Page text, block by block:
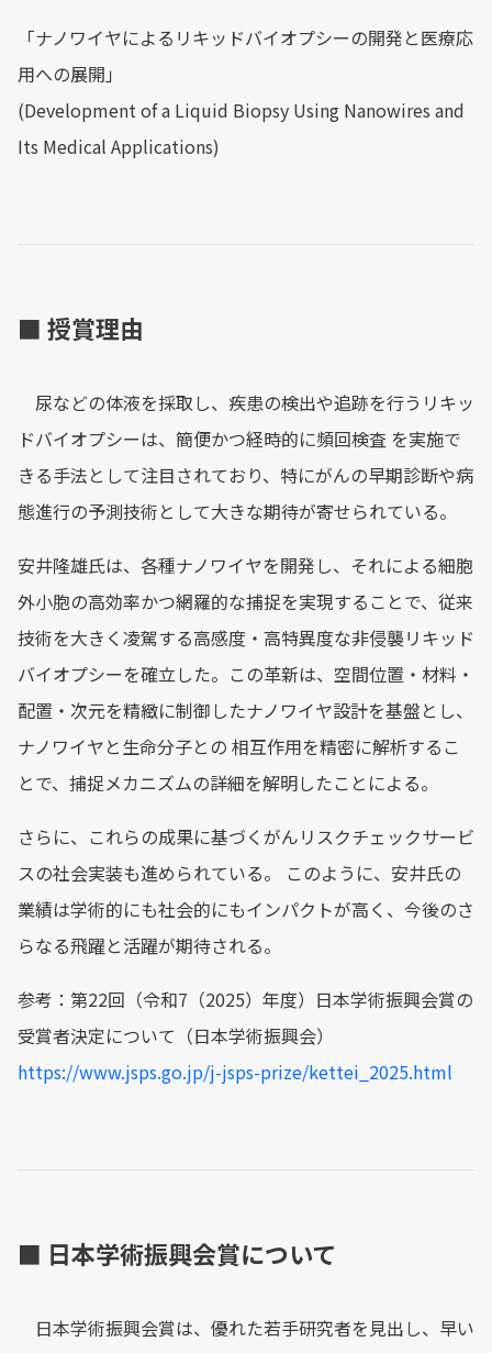
「ナノワイヤによるリキッドバイオプシーの開発と医療応
用への展開」
(Development of a Liquid Biopsy Using Nanowires and
Its Medical Applications)
■ 授賞理由
尿などの体液を採取し、疾患の検出や追跡を行うリキッ
ドバイオプシーは、簡便かつ経時的に頻回検査 を実施で
きる手法として注目されており、特にがんの早期診断や病
態進行の予測技術として大きな期待が寄せられている。
安井隆雄氏は、各種ナノワイヤを開発し、それによる細胞
外小胞の高効率かつ網羅的な捕捉を実現することで、従来
技術を大きく凌駕する高感度・高特異度な非侵襲リキッド
バイオプシーを確立した。この革新は、空間位置・材料・
配置・次元を精緻に制御したナノワイヤ設計を基盤とし、
ナノワイヤと生命分子との 相互作用を精密に解析するこ
とで、捕捉メカニズムの詳細を解明したことによる。
さらに、これらの成果に基づくがんリスクチェックサービ
スの社会実装も進められている。 このように、安井氏の
業績は学術的にも社会的にもインパクトが高く、今後のさ
らなる飛躍と活躍が期待される。
参考：第22回（令和7（2025）年度）日本学術振興会賞の
受賞者決定について（日本学術振興会）
https://www.jsps.go.jp/j-jsps-prize/kettei_2025.html
■ 日本学術振興会賞について
日本学術振興会賞は、優れた若手研究者を見出し、早い